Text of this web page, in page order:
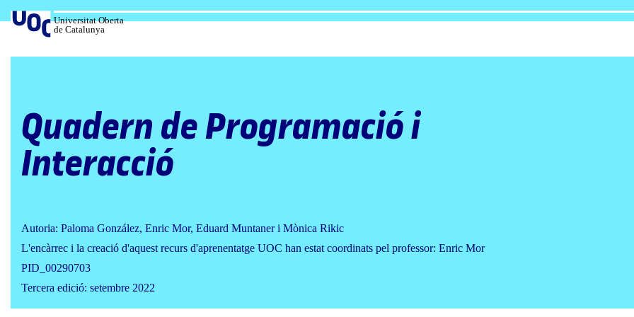
al
contingut
Universitat Oberta
de Catalunya
Quadern de Programació i
Interacció
Autoria: Paloma González, Enric Mor, Eduard Muntaner i Mònica Rikic
L'encàrrec i la creació d'aquest recurs d'aprenentatge UOC han estat coordinats pel professor: Enric Mor
PID_00290703
Tercera edició: setembre 2022